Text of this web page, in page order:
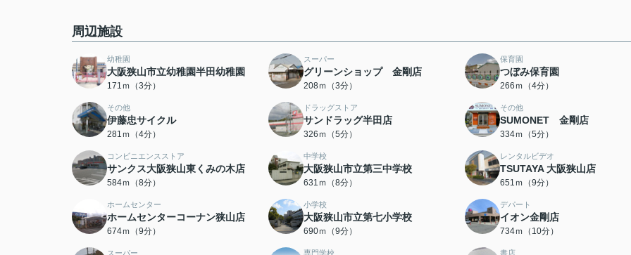
周辺施設
幼稚園
大阪狭山市立幼稚園半田幼稚園
171ｍ（3分）
スーパー
グリーンショップ 金剛店
208ｍ（3分）
保育園
つぼみ保育園
266ｍ（4分）
その他
伊藤忠サイクル
281ｍ（4分）
ドラッグストア
サンドラッグ半田店
326ｍ（5分）
その他
SUMONET 金剛店
334ｍ（5分）
コンビニエンスストア
サンクス大阪狭山東くみの木店
584ｍ（8分）
中学校
大阪狭山市立第三中学校
631ｍ（8分）
レンタルビデオ
TSUTAYA 大阪狭山店
651ｍ（9分）
ホームセンター
ホームセンターコーナン狭山店
674ｍ（9分）
小学校
大阪狭山市立第七小学校
690ｍ（9分）
デパート
イオン金剛店
734ｍ（10分）
スーパー 専門学校 書店